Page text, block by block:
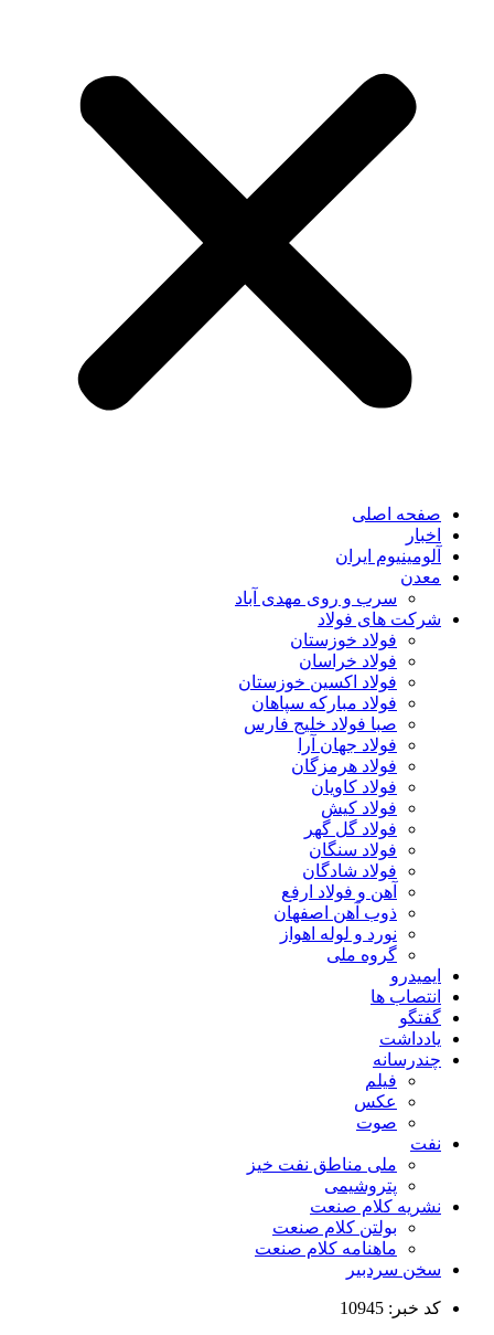
صفحه اصلی
اخبار
آلومینیوم ایران
معدن
سرب و روی مهدی آباد
شرکت های فولاد
فولاد خوزستان
فولاد خراسان
فولاد اکسین خوزستان
فولاد مبارکه سپاهان
صبا فولاد خلیج فارس
فولاد جهان آرا
فولاد هرمزگان
فولاد کاویان
فولاد کیش
فولاد گل گهر
فولاد سنگان
فولاد شادگان
آهن و فولاد ارفع
ذوب آهن اصفهان
نورد و لوله اهواز
گروه ملی
ایمیدرو
انتصاب ها
گفتگو
یادداشت
چندرسانه
فیلم
عکس
صوت
نفت
ملی مناطق نفت خیز
پتروشیمی
نشریه کلام صنعت
بولتن کلام صنعت
ماهنامه کلام صنعت
سخن سردبیر
کد خبر: 10945